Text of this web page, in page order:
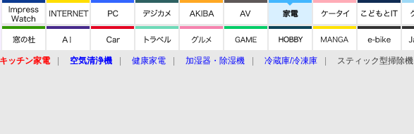
キッチン家電 空気清浄機 健康家電 加湿器・除湿機 冷蔵庫/冷凍庫 スティック型掃除機